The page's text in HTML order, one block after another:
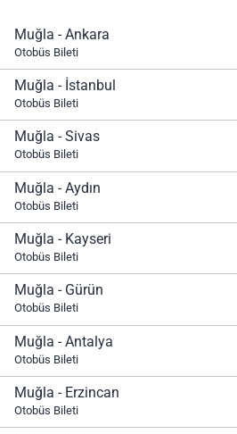
Muğla - Ankara
Otobüs Bileti
Muğla - İstanbul
Otobüs Bileti
Muğla - Sivas
Otobüs Bileti
Muğla - Aydın
Otobüs Bileti
Muğla - Kayseri
Otobüs Bileti
Muğla - Gürün
Otobüs Bileti
Muğla - Antalya
Otobüs Bileti
Muğla - Erzincan
Otobüs Bileti